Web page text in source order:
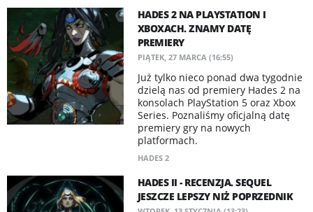
HADES 2 NA PLAYSTATION I
XBOXACH. ZNAMY DATĘ
PREMIERY
PIĄTEK, 27 MARCA (16:55)
Już tylko nieco ponad dwa tygodnie
dzielą nas od premiery Hades 2 na
konsolach PlayStation 5 oraz Xbox
Series. Poznaliśmy oficjalną datę
premiery gry na nowych
platformach.
HADES 2
HADES II - RECENZJA. SEQUEL
JESZCZE LEPSZY NIŻ POPRZEDNIK